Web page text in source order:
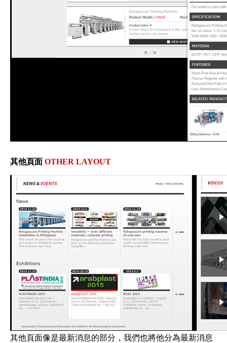
其他頁面 OTHER LAYOUT
其他頁面像是最新消息的部分，我們也將他分為最新消息